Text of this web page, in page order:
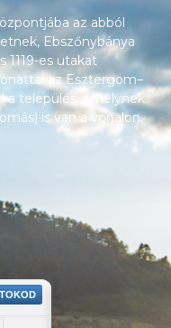
az abból
Ebszőnybánya
1119-es utakat
az Esztergom–
a település, amelynek
is van a vonalon.